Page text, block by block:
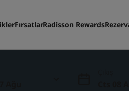
FırsatlarRadisson Rewards